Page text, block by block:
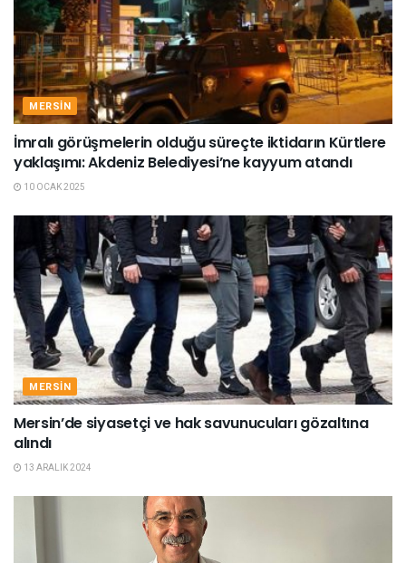
MERSIN
İmralı görüşmelerin olduğu süreçte iktidarın Kürtlere
yaklaşımı: Akdeniz Belediyesi’ne kayyum atandı
10 OCAK 2025
MERSIN
Mersin’de siyasetçi ve hak savunucuları gözaltına
alındı
13 ARALIK 2024